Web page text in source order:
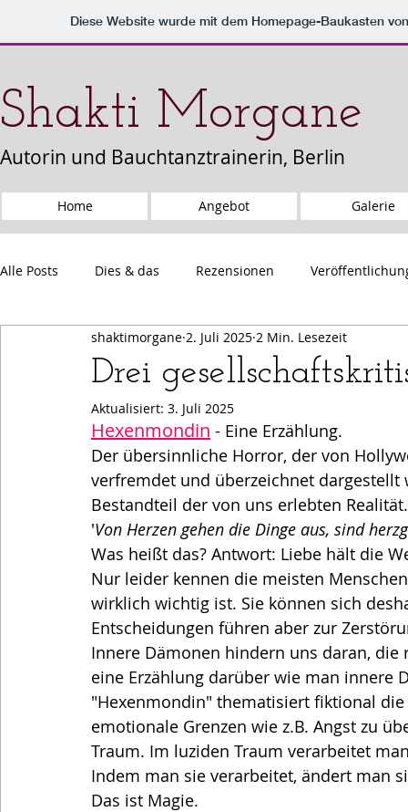
Diese Website wurde mit dem Homepage-Baukasten
Shakti Morgane
Autorin und Bauchtanztrainerin, Berlin
Home Angebot Galerie
Alle Posts Dies & das Rezensionen
Drei
shaktimorgane 2. Juli 2025 2 Min. Lesezeit
Aktualisiert: 3. Juli 2025
Hexenmondin - Eine Erzählung.
Der übersinnliche Horror, der von
verfremdet und überzeichnet
Bestandteil der von uns erlebten Realität.
'Von Herzen gehen die Dinge aus, sind
Was heißt das? Antwort: Liebe hält die
Nur leider kennen die meisten
wirklich wichtig ist. Sie können sich
Entscheidungen führen aber zur
Innere Dämonen hindern uns daran,
eine Erzählung darüber wie man innere
"Hexenmondin" thematisiert fiktional
emotionale Grenzen wie z.B. Angst zu
Traum. Im luziden Traum verarbeitet
Indem man sie verarbeitet, ändert man
Das ist Magie.